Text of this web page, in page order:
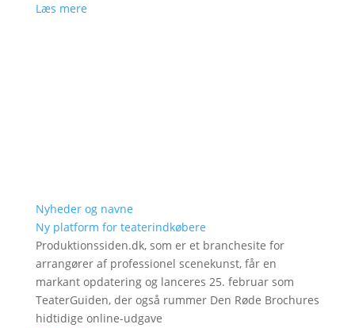
Læs mere
Nyheder og navne
Ny platform for teaterindkøbere
Produktionssiden.dk, som er et branchesite for
arrangører af professionel scenekunst, får en
markant opdatering og lanceres 25. februar som
TeaterGuiden, der også rummer Den Røde Brochures
hidtidige online-udgave